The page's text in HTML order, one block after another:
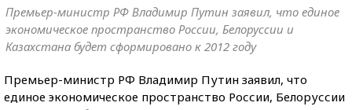
Премьер-министр РФ Владимир Путин заявил, что единое
экономическое пространство России, Белоруссии и
Казахстана будет сформировано к 2012 году
Премьер-министр РФ Владимир Путин заявил, что
единое экономическое пространство России, Белоруссии